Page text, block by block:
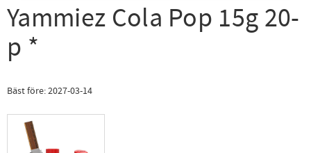
Yammiez Cola Pop 15g 20-
p *
Bäst före: 2027-03-14